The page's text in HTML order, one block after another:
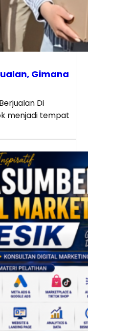
Gimana
Di
menjadi tempat